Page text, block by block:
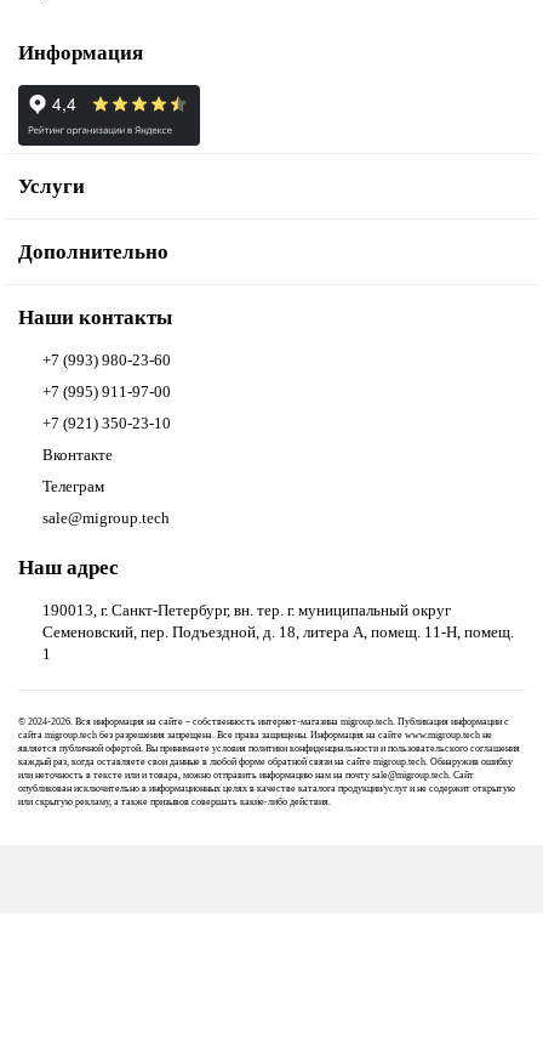
Информация
Услуги
Дополнительно
Наши контакты
+7 (993) 980-23-60
+7 (995) 911-97-00
+7 (921) 350-23-10
Вконтакте
Телеграм
sale@migroup.tech
Наш адрес
190013, г. Санкт-Петербург, вн. тер. г. муниципальный округ
Семеновский, пер. Подъездной, д. 18, литера А, помещ. 11-Н, помещ.
1
© 2024-2026. Вся информация на сайте – собственность интернет-магазина migroup.tech. Публикация информации с
сайта migroup.tech без разрешения запрещена. Все права защищены. Информация на сайте www.migroup.tech не
является публичной офертой. Вы принимаете условия политики конфиденциальности и пользовательского соглашения
каждый раз, когда оставляете свои данные в любой форме обратной связи на сайте migroup.tech. Обнаружив ошибку
или неточность в тексте или и товара, можно отправить информацию нам на почту sale@migroup.tech. Сайт
опубликован исключительно в информационных целях в качестве каталога продукции/услуг и не содержит открытую
или скрытую рекламу, а также призывов совершать какие-либо действия.